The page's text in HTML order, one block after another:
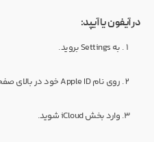
در آیفون یا آیپد:
به Settings بروید.
روی نام Apple ID خود در بالای صفحه بزنید.
وارد بخش iCloud شوید.